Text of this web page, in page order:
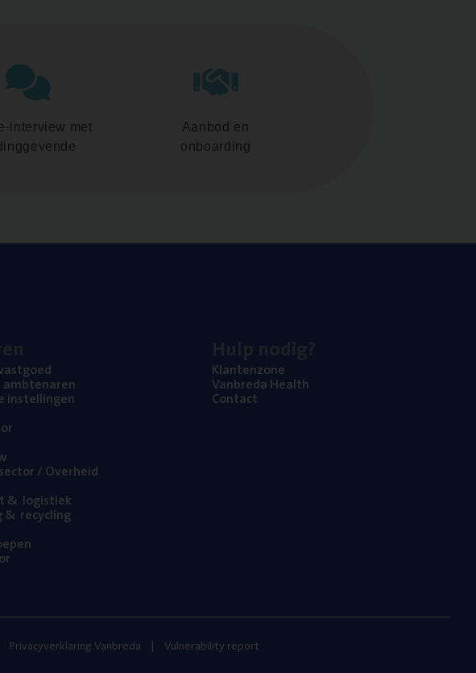
interview met
Aanbod en
onboarding
ambtenaren
instellingen
/ Overheid
& logistiek
& recycling
Klan­ten­zo­ne
Van­b­re­da Health
Con­tact
Privacyverklaring Vanbreda Vulnerability report